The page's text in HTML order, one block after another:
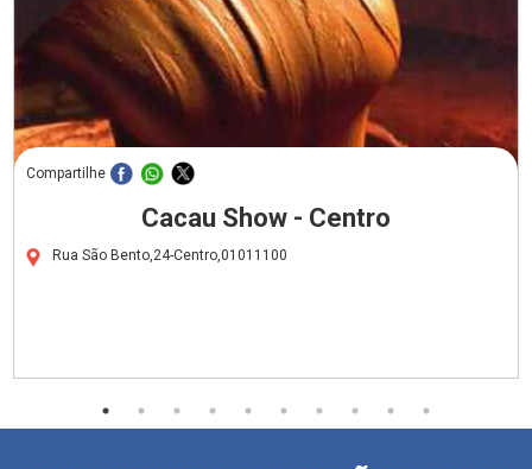
Compartilhe
Cacau Show - Centro
Rua São Bento,24-Centro,01011100